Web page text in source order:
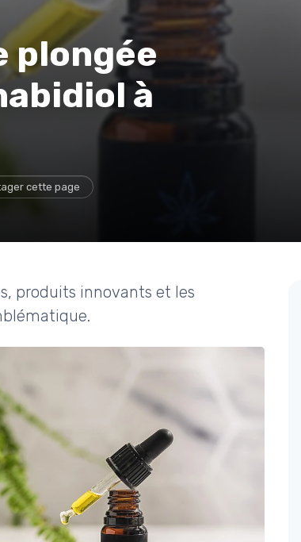
plongée
à
cette page
produits innovants et les